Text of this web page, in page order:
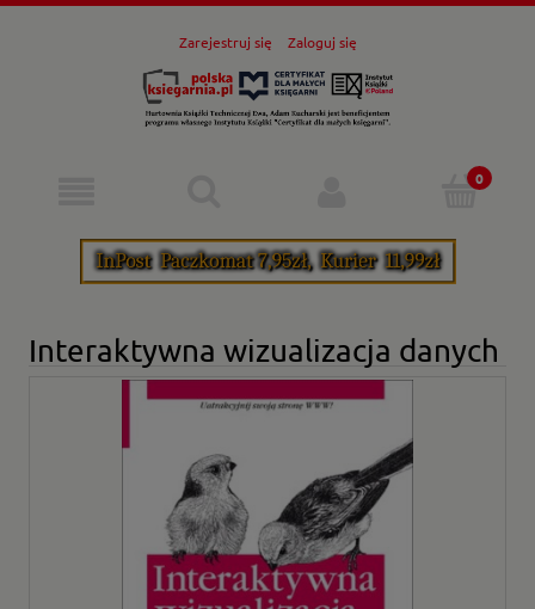
Zarejestruj się Zaloguj się
Interaktywna wizualizacja danych